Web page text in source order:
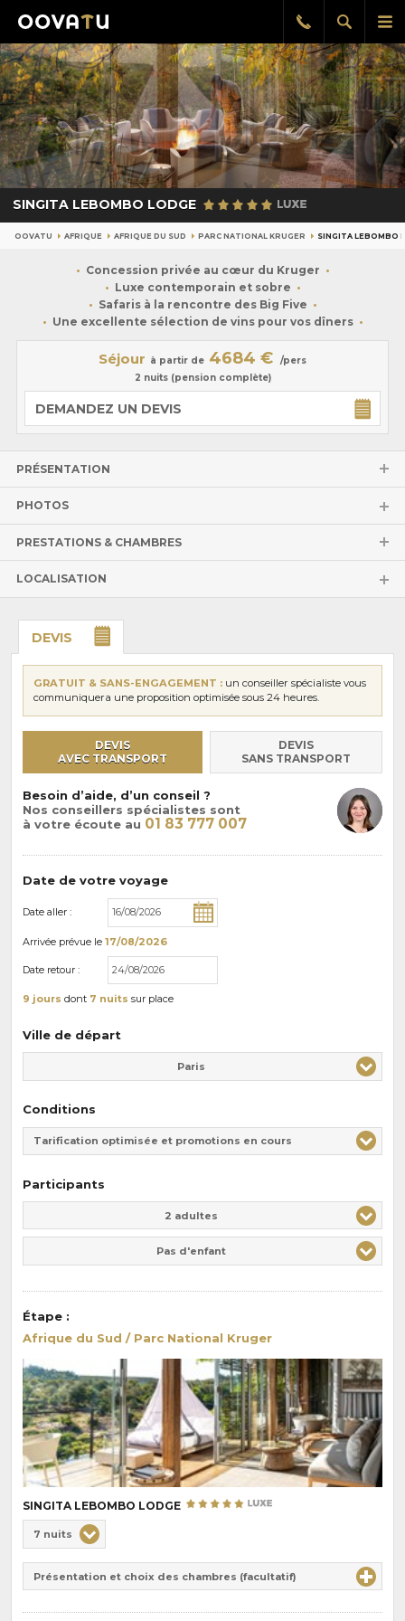
le
Afficher
la
Rappel
gratuit
SINGITA LEBOMBO LODGE
OOVATU AFRIQUE AFRIQUE DU SUD PARC NATIONAL KRUGER SINGITA LEBOMBO
Concession privée au cœur du Kruger
Luxe contemporain et sobre
Safaris à la rencontre des Big Five
Une excellente sélection de vins pour vos dîners
Séjour à partir de 4684 €
/pers
2 nuits (pension complète)
DEMANDEZ UN DEVIS
PRÉSENTATION
PHOTOS
PRESTATIONS & CHAMBRES
LOCALISATION
DEVIS
GRATUIT & SANS-ENGAGEMENT : un conseiller spécialiste vous
communiquera une proposition optimisée sous 24 heures.
DEVIS
AVEC TRANSPORT
DEVIS
SANS TRANSPORT
Besoin d’aide, d’un conseil ?
Nos conseillers spécialistes sont
à votre écoute au 01 83 777 007
Date de votre voyage
Date aller :
Arrivée prévue le 17/08/2026
Date retour :
9 jours dont 7 nuits sur place
Ville de départ
Paris
Conditions
Tarification optimisée et promotions en cours
Participants
2 adultes
Pas d'enfant
Étape :
Afrique du Sud / Parc National Kruger
SINGITA LEBOMBO LODGE
de
pension
:
Durée
7 nuits
Présentation et choix des chambres (facultatif)